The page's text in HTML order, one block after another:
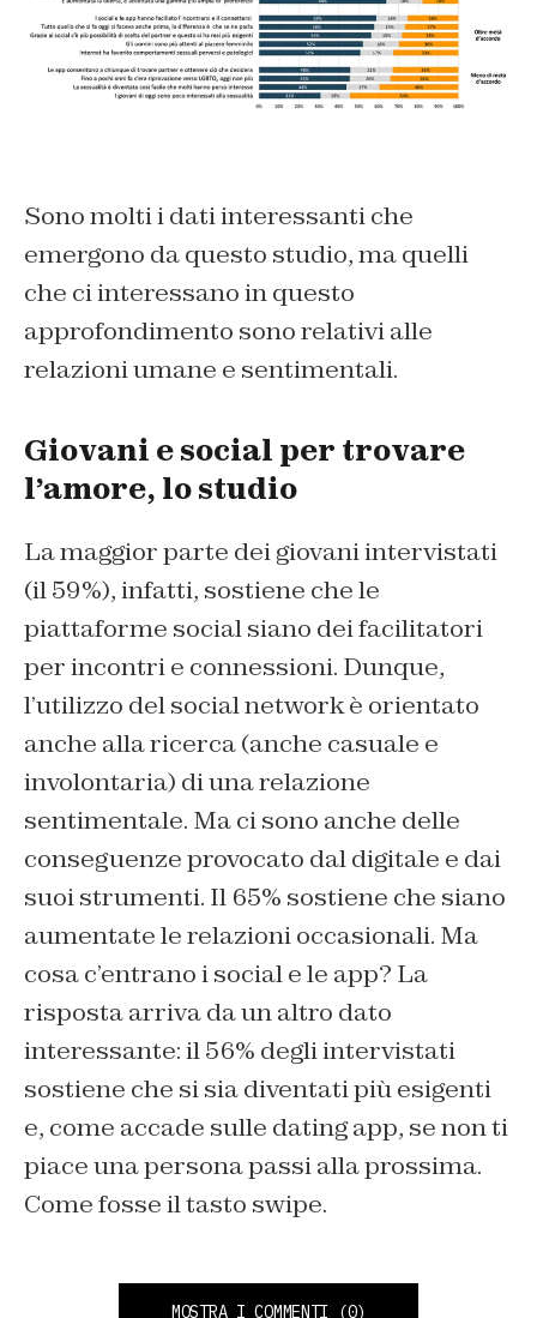
Sono molti i dati interessanti che
emergono da questo studio, ma quelli
che ci interessano in questo
approfondimento sono relativi alle
relazioni umane e sentimentali.
Giovani e social per trovare
l’amore, lo studio
La maggior parte dei giovani intervistati
(il 59%), infatti, sostiene che le
piattaforme social siano dei facilitatori
per incontri e connessioni. Dunque,
l’utilizzo del social network è orientato
anche alla ricerca (anche casuale e
involontaria) di una relazione
sentimentale. Ma ci sono anche delle
conseguenze provocato dal digitale e dai
suoi strumenti. Il 65% sostiene che siano
aumentate le relazioni occasionali. Ma
cosa c’entrano i social e le app? La
risposta arriva da un altro dato
interessante: il 56% degli intervistati
sostiene che si sia diventati più esigenti
e, come accade sulle dating app, se non ti
piace una persona passi alla prossima.
Come fosse il tasto swipe.
MOSTRA I COMMENTI (0)